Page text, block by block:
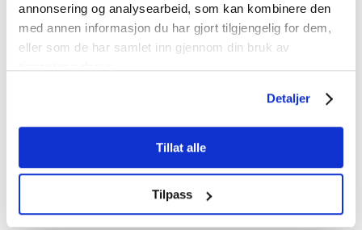
annonsering og analysearbeid, som kan kombinere den
med annen informasjon du har gjort tilgjengelig for dem,
eller som de har samlet inn gjennom din bruk av
Detaljer
Tillat alle
Tilpass